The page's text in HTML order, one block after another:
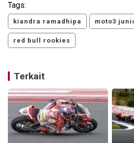
Tags:
kiandra ramadhipa moto3
red bull rookies
Terkait